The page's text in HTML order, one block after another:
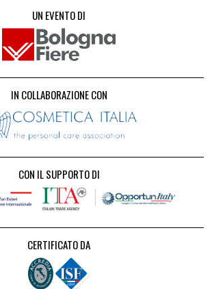
UN EVENTO DI
IN COLLABORAZIONE CON
CON IL SUPPORTO DI
CERTIFICATO DA